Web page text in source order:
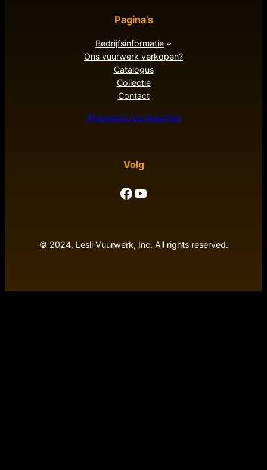
Pagina’s
Bedrijfsinformatie
Ons vuurwerk verkopen?
Catalogus
Collectie
Contact
Algemene voorwaarden
Volg
Facebook YouTube
© 2024, Lesli Vuurwerk, Inc. All rights reserved.